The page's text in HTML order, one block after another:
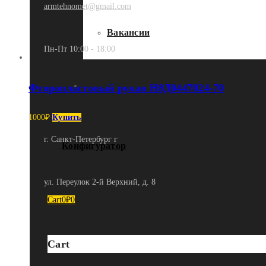
armtehnomet@gmail.com
Пн-Пт 10:00 - 18:00
г. Санкт-Петербург г
ул. Переулок 2-й Верхний, д. 8
Вакансии
Контакты
Конфигуратор
Cart0₽0
Cart
Фторопластовый рукав Н8Д0447024-70
1000₽ Купить